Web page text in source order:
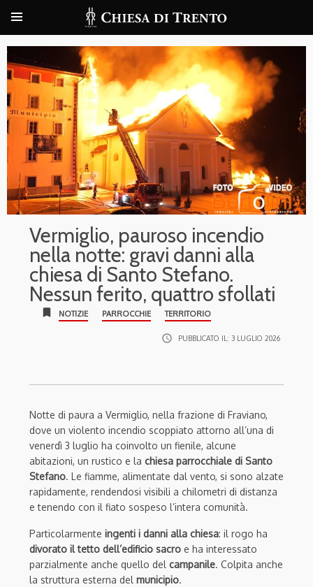
Vermiglio, pauroso incendio
nella notte: gravi danni alla
chiesa di Santo Stefano.
Nessun ferito, quattro sfollati
bookmark NOTIZIE PARROCCHIE TERRITORIO
access_time PUBBLICATO IL: 3 LUGLIO 2026
Notte di paura a Vermiglio, nella frazione di Fraviano,
dove un violento incendio scoppiato attorno all’una di
venerdì 3 luglio ha coinvolto un fienile, alcune
abitazioni, un rustico e la chiesa parrocchiale di Santo
Stefano. Le fiamme, alimentate dal vento, si sono alzate
rapidamente, rendendosi visibili a chilometri di distanza
e tenendo con il fiato sospeso l’intera comunità.
Particolarmente ingenti i danni alla chiesa: il rogo ha
divorato il tetto dell’edificio sacro e ha interessato
parzialmente anche quello del campanile. Colpita anche
la struttura esterna del municipio.